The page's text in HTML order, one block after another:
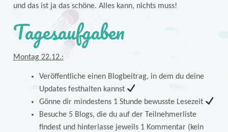
und das ist ja das schöne. Alles kann, nichts muss!
Tagesaufgaben
Montag 22.12.:
Veröffentliche einen Blogbeitrag, in dem du deine
Updates festhalten kannst
Gönne dir mindestens 1 Stunde bewusste Lesezeit
Besuche 5 Blogs, die du auf der Teilnehmerliste
findest und hinterlasse jeweils 1 Kommentar (kein